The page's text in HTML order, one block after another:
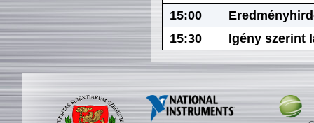
15:00
15:30
Igény szerint